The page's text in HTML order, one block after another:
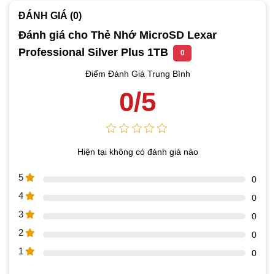
ĐÁNH GIÁ (0)
Đánh giá cho Thẻ Nhớ MicroSD Lexar
Professional Silver Plus 1TB
0
Điểm Đánh Giá Trung Bình
0/5
Hiện tại không có đánh giá nào
5 0
4 0
3 0
2 0
1 0